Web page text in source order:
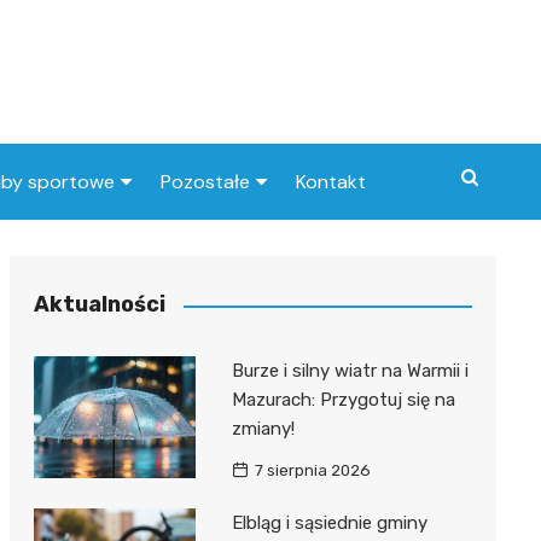
sportowe
piłkarski
Pozostałe Kontakt
Aktualności
Burze i silny wiatr na Warmii i
Mazurach: Przygotuj się na
zmiany!
7 sierpnia 2026
Elbląg i sąsiednie gminy